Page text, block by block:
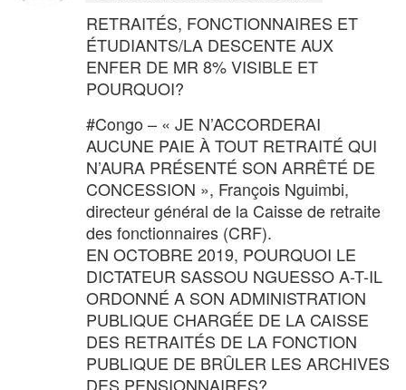
RETRAITÉS, FONCTIONNAIRES ET
ÉTUDIANTS/LA DESCENTE AUX
ENFER DE MR 8% VISIBLE ET
POURQUOI?
#Congo – « JE N’ACCORDERAI
AUCUNE PAIE À TOUT RETRAITÉ QUI
N’AURA PRÉSENTÉ SON ARRÊTÉ DE
CONCESSION », François Nguimbi,
directeur général de la Caisse de retraite
des fonctionnaires (CRF).
EN OCTOBRE 2019, POURQUOI LE
DICTATEUR SASSOU NGUESSO A-T-IL
ORDONNÉ A SON ADMINISTRATION
PUBLIQUE CHARGÉE DE LA CAISSE
DES RETRAITÉS DE LA FONCTION
PUBLIQUE DE BRÛLER LES ARCHIVES
DES PENSIONNAIRES?